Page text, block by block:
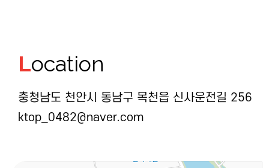
Location
충청남도 천안시 동남구 목천읍 신사운전길 256
ktop_0482@naver.com